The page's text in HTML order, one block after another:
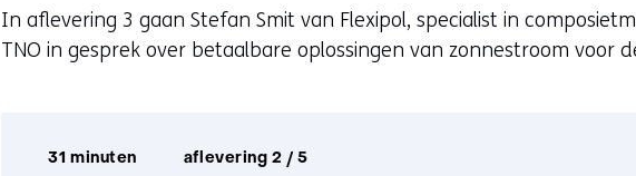
In aflevering 3 gaan Stefan Smit van Flexipol, specialist in
TNO in gesprek over betaalbare oplossingen van zonnestroom voor
Afspeelduur:
31 minuten aflevering 2 / 5